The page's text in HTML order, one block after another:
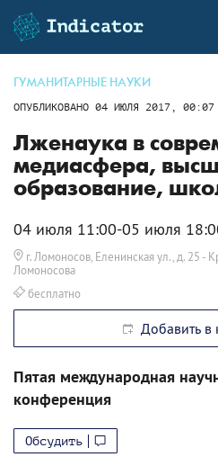
ГУМАНИТАРНЫЕ НАУКИ
ОПУБЛИКОВАНО 04 ИЮЛЯ 2017, 00:07
Лженаука в
медиасфера,
образование,
04 июля 11:00-05 июля
г. Ломоносов, Еленинская ул., д. 25 -
Ломоносова
бесплатно
Добавить в
Пятая международная
конференция
Обсудить